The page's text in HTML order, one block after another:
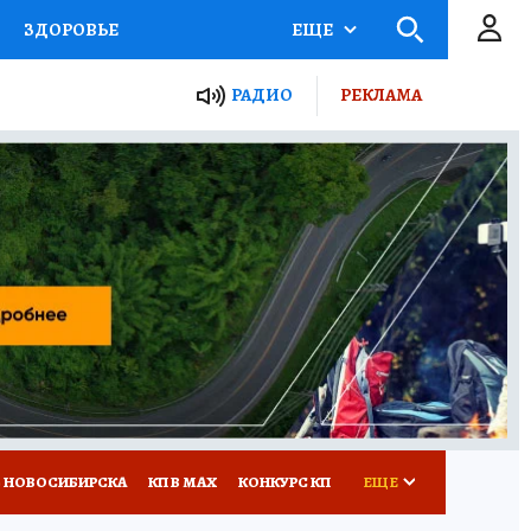
ЗДОРОВЬЕ
Я ЗНАЮ СЕМЬЯ
СЕРИАЛЫ
ВСЕ О КП РАДИО КП
ЕЩЕ
РАДИО РЕКЛАМА
КП В МАХ КОНКУРС КП ЕЩЕ